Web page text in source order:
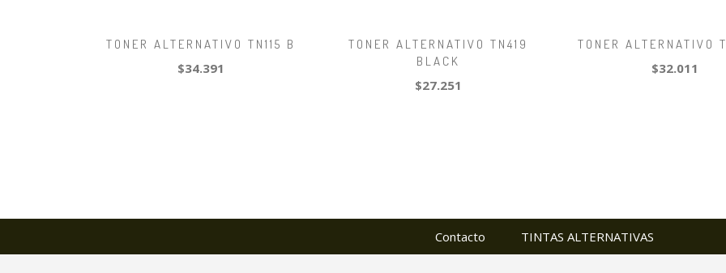
TONER ALTERNATIVO TN115 B
$34.391
TONER ALTERNATIVO TN419
BLACK
$27.251
TONER ALTERNATIVO
$32.011
Contacto TINTAS ALTERNATIVAS